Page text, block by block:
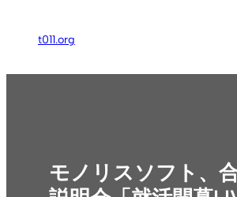
ス
t011.org
モノリスソフト、